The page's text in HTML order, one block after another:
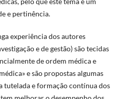
e pertinência.
experiência dos autores
e de gestão) são tecidas
de ordem médica e
e são propostas algumas
tutelada e formação contínua dos